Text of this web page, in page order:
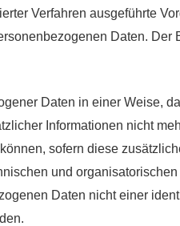
Verfahren ausgeführte
Daten. Der
Daten in einer Weise,
Informationen nicht
sofern diese
und
Daten nicht einer